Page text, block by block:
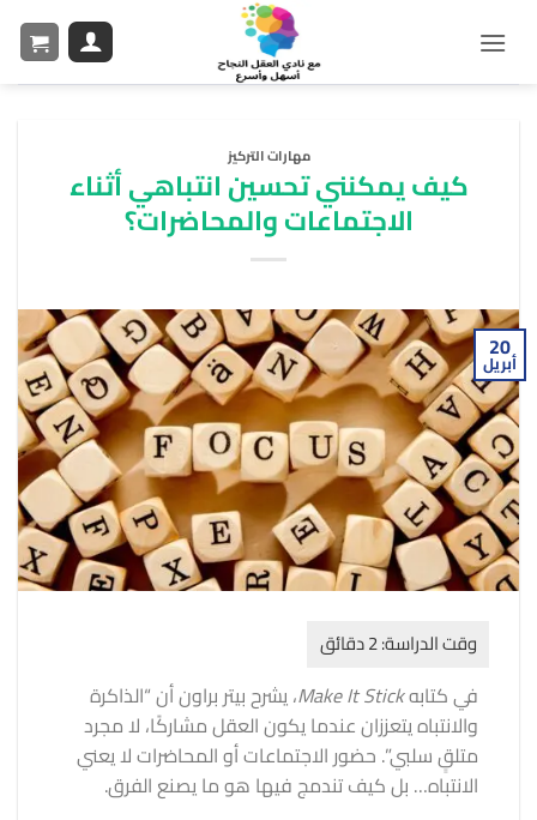
مهارات التركيز
كيف يمكنني تحسين انتباهي أثناء
الاجتماعات والمحاضرات؟
20
أبريل
في كتابهMake It Stick، يشرح بيتر براون أن “الذاكرة
والانتباه يتعززان عندما يكون العقل مشاركًا، لا مجرد
متلقٍ سلبي”. حضور الاجتماعات أو المحاضرات لا يعني
الانتباه… بل كيف تندمج فيها هو ما يصنع الفرق.